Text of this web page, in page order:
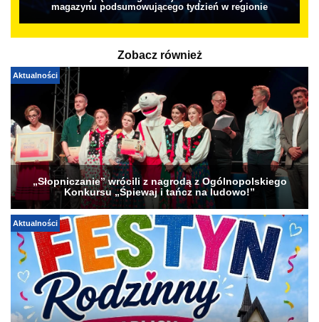
magazynu podsumowującego tydzień w regionie
Zobacz również
Aktualności
„Słopniczanie” wrócili z nagrodą z Ogólnopolskiego
Konkursu „Śpiewaj i tańcz na ludowo!”
Aktualności